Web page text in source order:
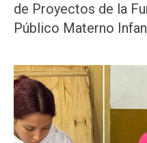
de Proyectos de la
Público Materno